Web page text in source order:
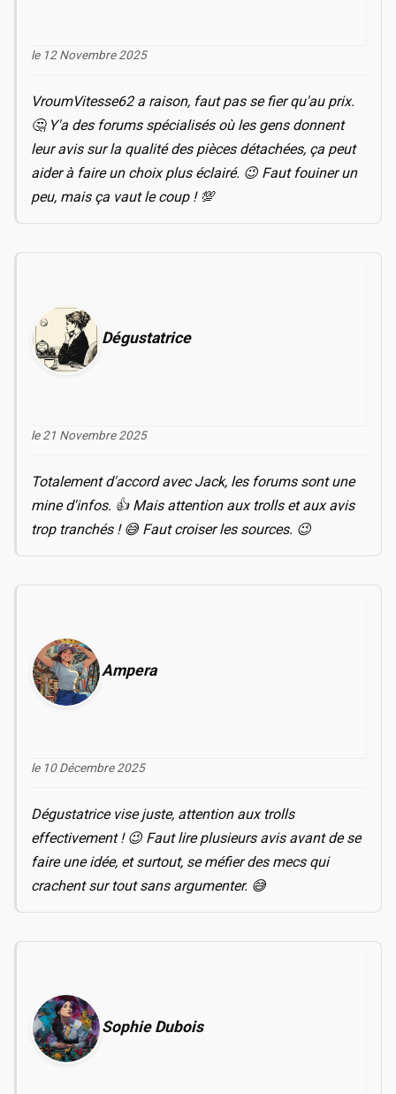
le 12 Novembre 2025
VroumVitesse62 a raison, faut pas se fier qu'au prix.
🤔 Y'a des forums spécialisés où les gens donnent
leur avis sur la qualité des pièces détachées, ça peut
aider à faire un choix plus éclairé. 😉 Faut fouiner un
peu, mais ça vaut le coup ! 💯
Dégustatrice
le 21 Novembre 2025
Totalement d'accord avec Jack, les forums sont une
mine d'infos. 👍 Mais attention aux trolls et aux avis
trop tranchés ! 😅 Faut croiser les sources. 😉
Ampera
le 10 Décembre 2025
Dégustatrice vise juste, attention aux trolls
effectivement ! 😉 Faut lire plusieurs avis avant de se
faire une idée, et surtout, se méfier des mecs qui
crachent sur tout sans argumenter. 😅
Sophie Dubois